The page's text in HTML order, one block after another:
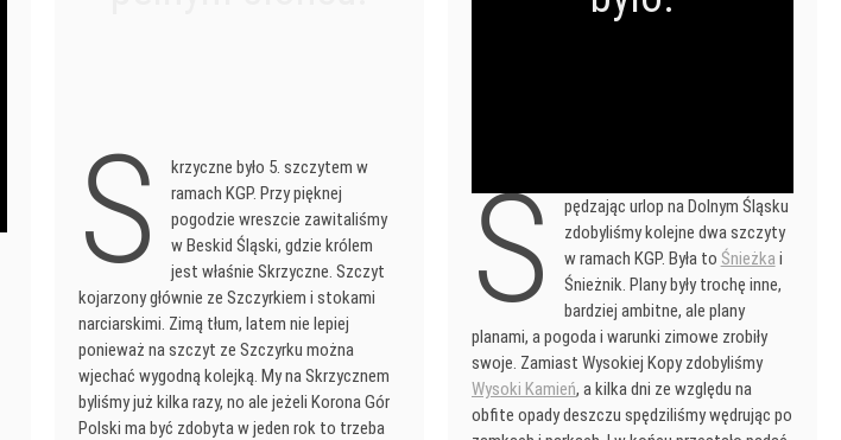
S
krzyczne było 5. szczytem w
ramach KGP. Przy pięknej
pogodzie wreszcie zawitaliśmy
w Beskid Śląski, gdzie królem
jest właśnie Skrzyczne. Szczyt
kojarzony głównie ze Szczyrkiem i stokami
narciarskimi. Zimą tłum, latem nie lepiej
ponieważ na szczyt ze Szczyrku można
wjechać wygodną kolejką. My na Skrzycznem
byliśmy już kilka razy, no ale jeżeli Korona Gór
Polski ma być zdobyta w jeden rok to trzeba
S
pędzając urlop na Dolnym Śląsku
zdobyliśmy kolejne dwa szczyty
w ramach KGP. Była to Śnieżka i
Śnieżnik. Plany były trochę inne,
bardziej ambitne, ale plany
planami, a pogoda i warunki zimowe zrobiły
swoje. Zamiast Wysokiej Kopy zdobyliśmy
Wysoki Kamień, a kilka dni ze względu na
obfite opady deszczu spędziliśmy wędrując po